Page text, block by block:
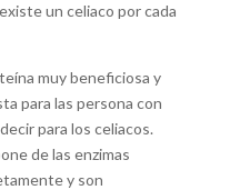
un celiaco por cada
muy beneficiosa y
para las persona con
para los celiacos.
de las enzimas
y son